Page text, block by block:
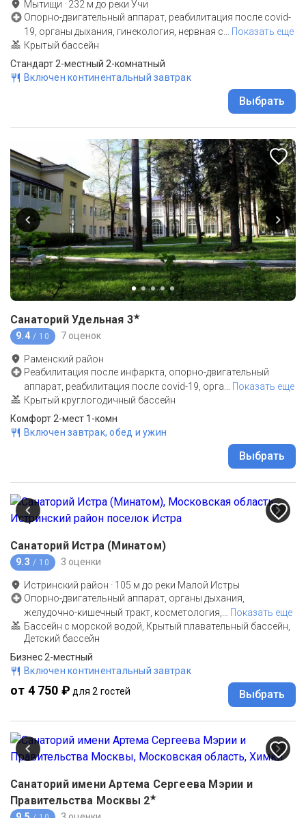
Мытищи · 232 м до реки Учи
Опорно-двигательный аппарат, реабилитация после covid-
19, органы дыхания, гинекология, нервная с… Показать еще
Крытый бассейн
Стандарт 2-местный 2-комнатный
Включен континентальный завтрак
Выбрать
Санаторий Удельная 3★
9.4 / 10 7 оценок
Раменский район
Реабилитация после инфаркта, опорно-двигательный
аппарат, реабилитация после covid-19, орга
Показать еще
Крытый круглогодичный бассейн
Комфорт 2-мест 1-комн
Включен завтрак, обед и ужин
Выбрать
Санаторий Истра (Минатом)
9.3 / 10 3 оценки
Истринский район · 105 м до реки Малой Истры
Опорно-двигательный аппарат, органы дыхания,
желудочно-кишечный тракт, косметология,
Показать еще
Бассейн с морской водой, Крытый плавательный бассейн,
Детский бассейн
Бизнес 2-местный
Включен континентальный завтрак
от 4 750 ₽ для 2 гостей Выбрать
Санаторий имени Артема Сергеева Мэрии и
Правительства Москвы 2★